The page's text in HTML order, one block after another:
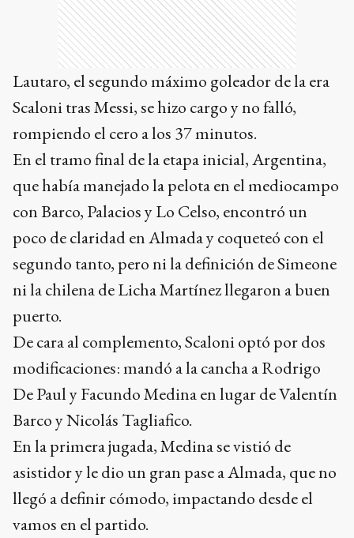
Lautaro, el segundo máximo goleador de la era
Scaloni tras Messi, se hizo cargo y no falló,
rompiendo el cero a los 37 minutos.
En el tramo final de la etapa inicial, Argentina,
que había manejado la pelota en el mediocampo
con Barco, Palacios y Lo Celso, encontró un
poco de claridad en Almada y coqueteó con el
segundo tanto, pero ni la definición de Simeone
ni la chilena de Licha Martínez llegaron a buen
puerto.
De cara al complemento, Scaloni optó por dos
modificaciones: mandó a la cancha a Rodrigo
De Paul y Facundo Medina en lugar de Valentín
Barco y Nicolás Tagliafico.
En la primera jugada, Medina se vistió de
asistidor y le dio un gran pase a Almada, que no
llegó a definir cómodo, impactando desde el
vamos en el partido.